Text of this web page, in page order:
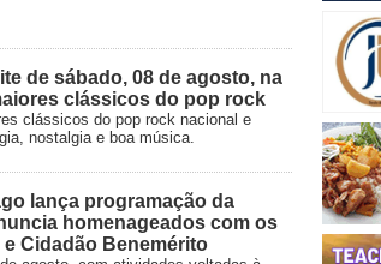
de sábado, 08 de agosto, na
clássicos do pop rock
clássicos do pop rock nacional e
nostalgia e boa música.
lança programação da
homenageados com os
Cidadão Benemérito